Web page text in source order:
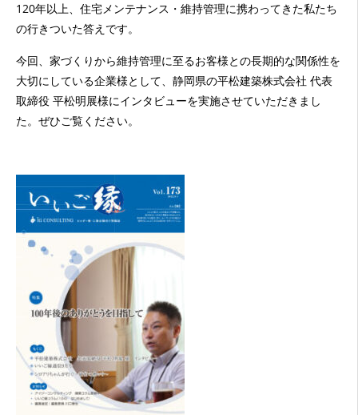
120年以上、住宅メンテナンス・維持管理に携わってきた私たち
の行きついた答えです。
今回、家づくりから維持管理に至るお客様との長期的な関係性を
大切にしている企業様として、静岡県の平松建築株式会社 代表
取締役 平松明展様にインタビューを実施させていただきまし
た。ぜひご覧ください。